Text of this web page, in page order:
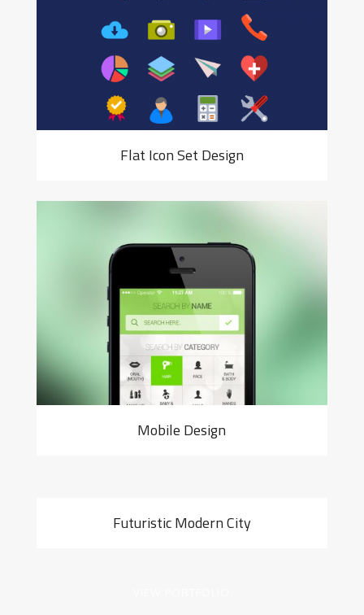
Flat Icon Set Design
Mobile Design
Futuristic Modern City